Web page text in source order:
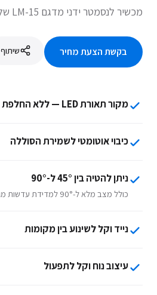
מכשיר לנסמטר ידני מדגם LM-15 של חברת Rexxam
בקשת הצעת מחיר שיתוף
מקור תאורת LED — ללא החלפת נורה
כיבוי אוטומטי לשמירת הסוללה
ניתן להטיה בין 45° ל-90°
כולל מצב מלא ל-90° למדידת עדשות מגע.
נייד וקל לשינוע בין מקומות
עיצוב נוח וקל לתפעול